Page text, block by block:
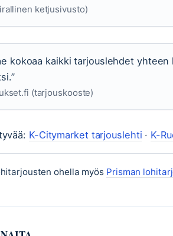
ketjusivusto)
kokoaa kaikki tarjouslehdet
(tarjouskooste)
K-Citymarket tarjouslehti · K-
ohella myös Prisman